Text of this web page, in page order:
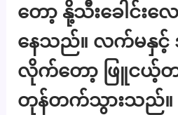
တော့ နို့သီးခေါင်းလ
နေသည်။ လက်မနှ
လိုက်တော့ ဖြူငယ့်
တုန်တက်သွားသည်။